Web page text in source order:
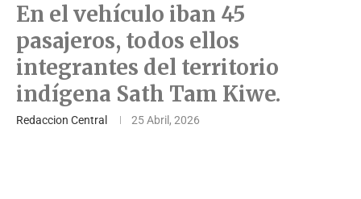
En el vehículo iban 45
pasajeros, todos ellos
integrantes del territorio
indígena Sath Tam Kiwe.
Redaccion Central 25 Abril, 2026